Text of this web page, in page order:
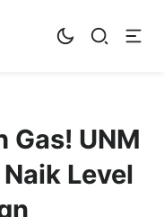
Gas! UNM
Level